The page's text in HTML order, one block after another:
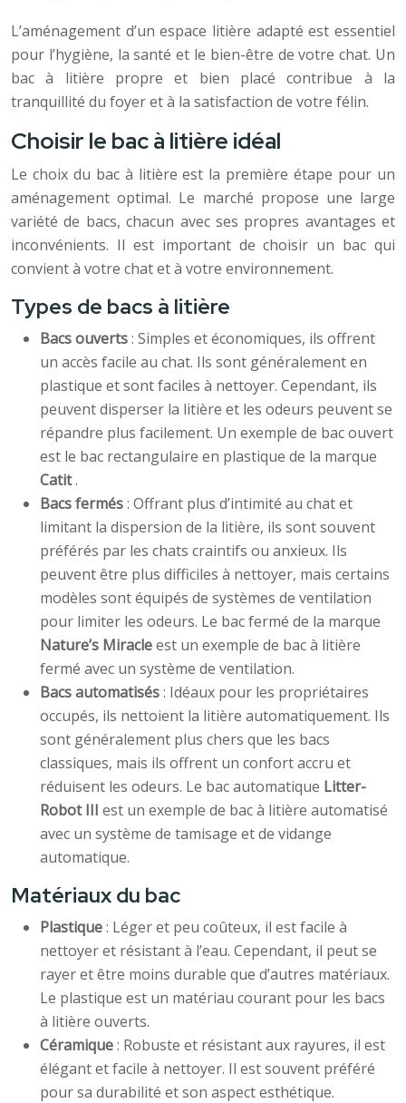
L’aménagement d’un espace litière adapté est essentiel
pour l’hygiène, la santé et le bien-être de votre chat. Un
bac à litière propre et bien placé contribue à la
tranquillité du foyer et à la satisfaction de votre félin.
Choisir le bac à litière idéal
Le choix du bac à litière est la première étape pour un
aménagement optimal. Le marché propose une large
variété de bacs, chacun avec ses propres avantages et
inconvénients. Il est important de choisir un bac qui
convient à votre chat et à votre environnement.
Types de bacs à litière
Bacs ouverts: Simples et économiques, ils offrent
un accès facile au chat. Ils sont généralement en
plastique et sont faciles à nettoyer. Cependant, ils
peuvent disperser la litière et les odeurs peuvent se
répandre plus facilement. Un exemple de bac ouvert
est le bac rectangulaire en plastique de la marque
Catit.
Bacs fermés: Offrant plus d’intimité au chat et
limitant la dispersion de la litière, ils sont souvent
préférés par les chats craintifs ou anxieux. Ils
peuvent être plus difficiles à nettoyer, mais certains
modèles sont équipés de systèmes de ventilation
pour limiter les odeurs. Le bac fermé de la marque
Nature’s Miracleest un exemple de bac à litière
fermé avec un système de ventilation.
Bacs automatisés: Idéaux pour les propriétaires
occupés, ils nettoient la litière automatiquement. Ils
sont généralement plus chers que les bacs
classiques, mais ils offrent un confort accru et
réduisent les odeurs. Le bac automatique Litter-
Robot III est un exemple de bac à litière automatisé
avec un système de tamisage et de vidange
automatique.
Matériaux du bac
Plastique: Léger et peu coûteux, il est facile à
nettoyer et résistant à l’eau. Cependant, il peut se
rayer et être moins durable que d’autres matériaux.
Le plastique est un matériau courant pour les bacs
à litière ouverts.
Céramique: Robuste et résistant aux rayures, il est
élégant et facile à nettoyer. Il est souvent préféré
pour sa durabilité et son aspect esthétique.